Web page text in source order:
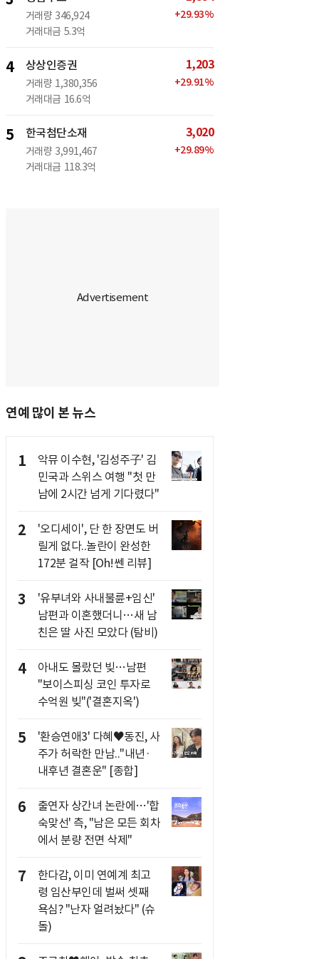
거래량 346,924
거래대금 5.3억
+29.93%
4 상상인증권
거래량 1,380,356
거래대금 16.6억
1,203
+29.91%
5 한국첨단소재
거래량 3,991,467
거래대금 118.3억
3,020
+29.89%
연예 많이 본 뉴스
1
악뮤 이수현, '김성주子' 김
민국과 스위스 여행 "첫 만
남에 2시간 넘게 기다렸다"
2
'오디세이', 단 한 장면도 버
릴게 없다..놀란이 완성한
172분 걸작 [Oh!쎈 리뷰]
3
'유부녀와 사내불륜+임신'
남편과 이혼했더니…새 남
친은 딸 사진 모았다 (탐비)
4
아내도 몰랐던 빚…남편
"보이스피싱 코인 투자로
수억원 빚"('결혼지옥')
5
'환승연애3' 다혜♥동진, 사
주가 허락한 만남.."내년·
내후년 결혼운" [종합]
6
출연자 상간녀 논란에…'합
숙맞선' 측, "남은 모든 회차
에서 분량 전면 삭제"
7
한다감, 이미 연예계 최고
령 임산부인데 벌써 셋째
욕심? "난자 얼려놨다" (슈
돌)